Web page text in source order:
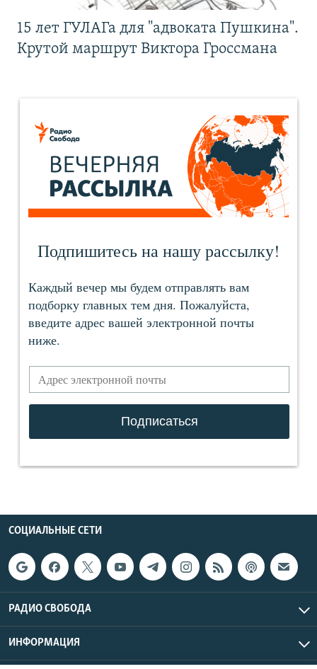
15 лет ГУЛАГа для "адвоката Пушкина".
Крутой маршрут Виктора Гроссмана
СОЦИАЛЬНЫЕ СЕТИ
РАДИО СВОБОДА
ИНФОРМАЦИЯ